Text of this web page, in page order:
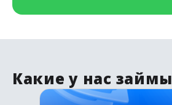
Какие у нас займы